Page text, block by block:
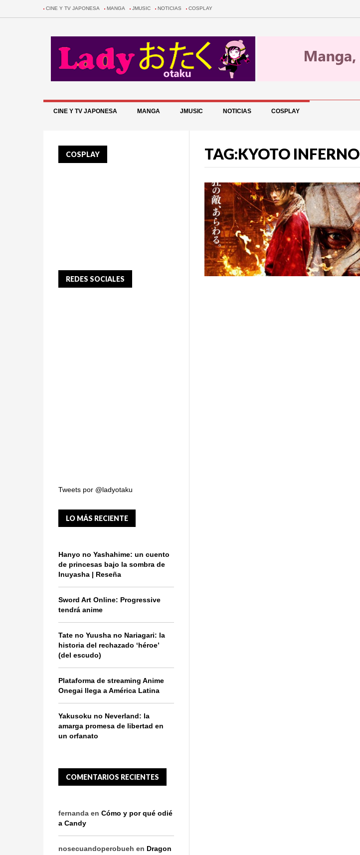
CINE Y TV JAPONESA MANGA JMUSIC NOTICIAS COSPLAY
CINE Y TV JAPONESA MANGA JMUSIC NOTICIAS COSPLAY
TAG:KYOTO INFERNO
COSPLAY
REDES SOCIALES
Tweets por @ladyotaku
LO MÁS RECIENTE
Hanyo no Yashahime: un cuento
de princesas bajo la sombra de
Inuyasha | Reseña
Sword Art Online: Progressive
tendrá anime
Tate no Yuusha no Nariagari: la
historia del rechazado ‘héroe’
(del escudo)
Plataforma de streaming Anime
Onegai llega a América Latina
Yakusoku no Neverland: la
amarga promesa de libertad en
un orfanato
COMENTARIOS RECIENTES
fernanda en Cómo y por qué odié
a Candy
nosecuandoperobueh en Dragon